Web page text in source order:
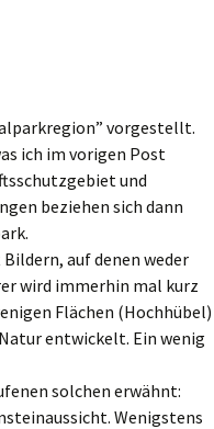
vorgestellt.
ich im vorigen Post
und
beziehen sich dann
auf denen weder
wird immerhin mal kurz
Flächen (Hochhübel)
entwickelt. Ein wenig
solchen erwähnt:
Wenigstens